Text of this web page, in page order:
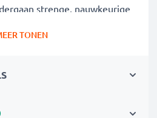
strenge, nauwkeurige
je apparaat. Het is de
je ecologische
TONEN